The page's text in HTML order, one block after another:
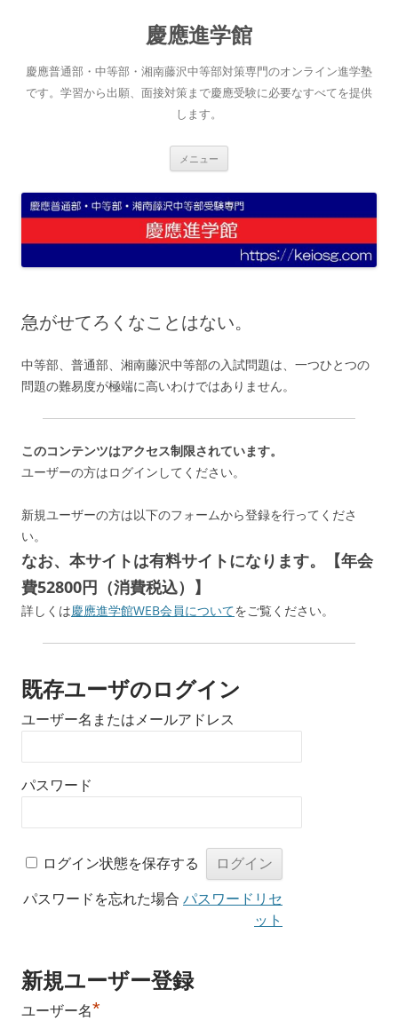
へ
ス
キ
慶應進学館
慶應普通部・中等部・湘南藤沢中等部対策専門のオンライン進学塾
です。学習から出願、面接対策まで慶應受験に必要なすべてを提供
します。
メニュー
急がせてろくなことはない。
中等部、普通部、湘南藤沢中等部の入試問題は、一つひとつの
問題の難易度が極端に高いわけではありません。
このコンテンツはアクセス制限されています。
ユーザーの方はログインしてください。
新規ユーザーの方は以下のフォームから登録を行ってくださ
い。
なお、本サイトは有料サイトになります。【年会
費52800円（消費税込）】
詳しくは慶應進学館WEB会員についてをご覧ください。
既存ユーザのログイン
ユーザー名またはメールアドレス
パスワード
ログイン状態を保存する
パスワードを忘れた場合 パスワードリセ
ット
新規ユーザー登録
ユーザー名*